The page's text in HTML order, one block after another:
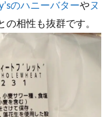
のハニーバターやヌ
の相性も抜群です。